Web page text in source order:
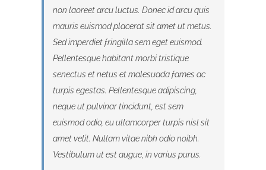
non laoreet arcu luctus. Donec id arcu quis
mauris euismod placerat sit amet ut metus.
Sed imperdiet fringilla sem eget euismod.
Pellentesque habitant morbi tristique
senectus et netus et malesuada fames ac
turpis egestas. Pellentesque adipiscing,
neque ut pulvinar tincidunt, est sem
euismod odio, eu ullamcorper turpis nisl sit
amet velit. Nullam vitae nibh odio noibh.
Vestibulum ut est augue, in varius purus.